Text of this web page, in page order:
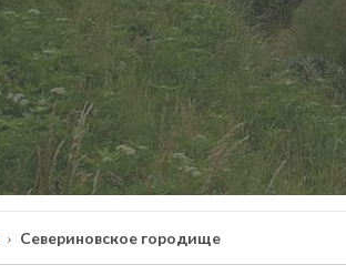
Севериновское городище